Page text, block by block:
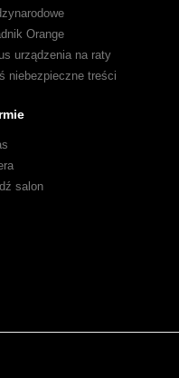
Orange
urządzenia na raty
niebezpieczne treści
salon